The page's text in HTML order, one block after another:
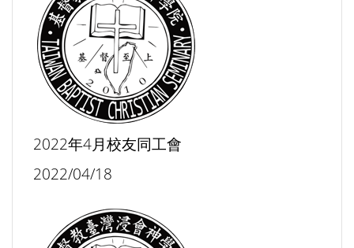
2022年4月校友同工會
2022/04/18